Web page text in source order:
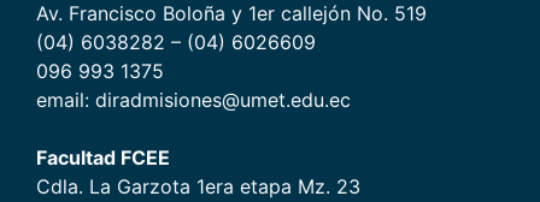
Av. Francisco Boloña y 1er callejón No. 519
(04) 6038282 – (04) 6026609
096 993 1375
email: diradmisiones@umet.edu.ec
Facultad FCEE
Cdla. La Garzota 1era etapa Mz. 23